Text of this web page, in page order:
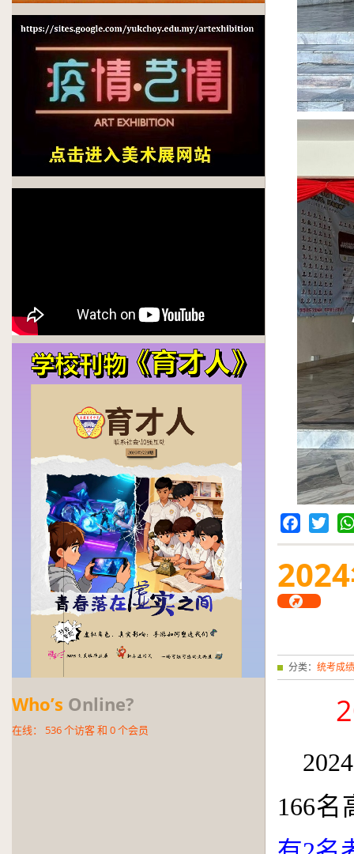
Who’s Online?
在线： 536个访客 和 0个会员
Facebook
Twitter
2024
分类： 统考成绩
2024
166名